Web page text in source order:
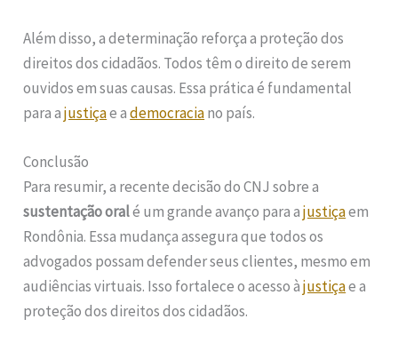
Além disso, a determinação reforça a proteção dos
direitos dos cidadãos. Todos têm o direito de serem
ouvidos em suas causas. Essa prática é fundamental
para ajustiçae ademocraciano país.
Conclusão
Para resumir, a recente decisão do CNJ sobre a
sustentação oralé um grande avanço para ajustiçaem
Rondônia. Essa mudança assegura que todos os
advogados possam defender seus clientes, mesmo em
audiências virtuais. Isso fortalece o acesso àjustiçae a
proteção dos direitos dos cidadãos.